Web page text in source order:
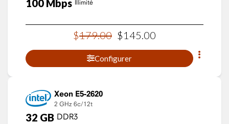
100 Mbps Illimité
$179.00 $145 00
Configurer
Xeon E5-2620
2 GHz 6c/12t
32 GB DDR3